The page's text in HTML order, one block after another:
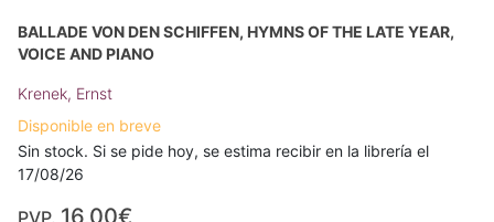
BALLADE VON DEN SCHIFFEN, HYMNS OF THE LATE YEAR,
VOICE AND PIANO
Krenek, Ernst
Disponible en breve
Sin stock. Si se pide hoy, se estima recibir en la librería el
17/08/26
PVP. 16,00€